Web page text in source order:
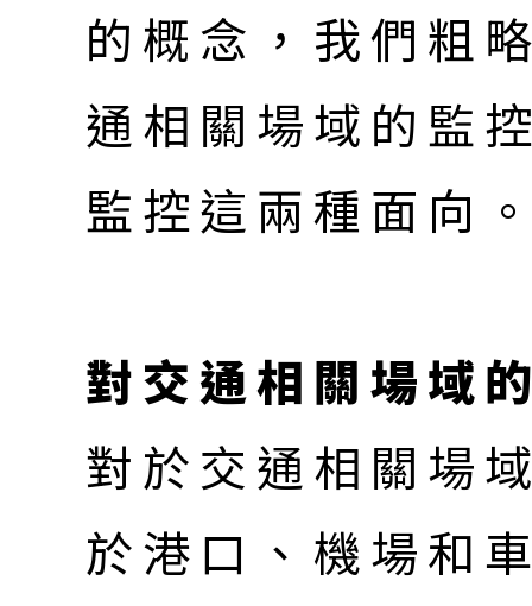
的概念，我們粗
通相關場域的監
監控這兩種面向
對交通相關場域
對於交通相關場
於港口、機場和